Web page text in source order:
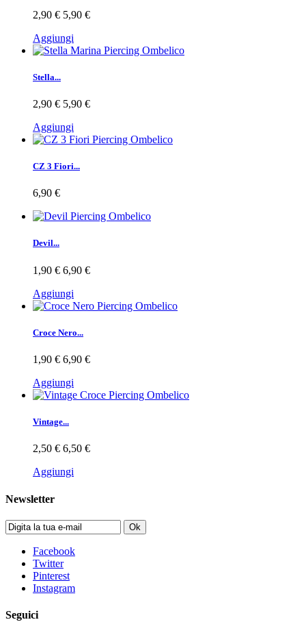
2,90 € 5,90 €
Aggiungi
Stella...
2,90 € 5,90 €
Aggiungi
CZ 3 Fiori...
6,90 €
Devil...
1,90 € 6,90 €
Aggiungi
Croce Nero...
1,90 € 6,90 €
Aggiungi
Vintage...
2,50 € 6,50 €
Aggiungi
Newsletter
Ok
Facebook
Twitter
Pinterest
Instagram
Seguici